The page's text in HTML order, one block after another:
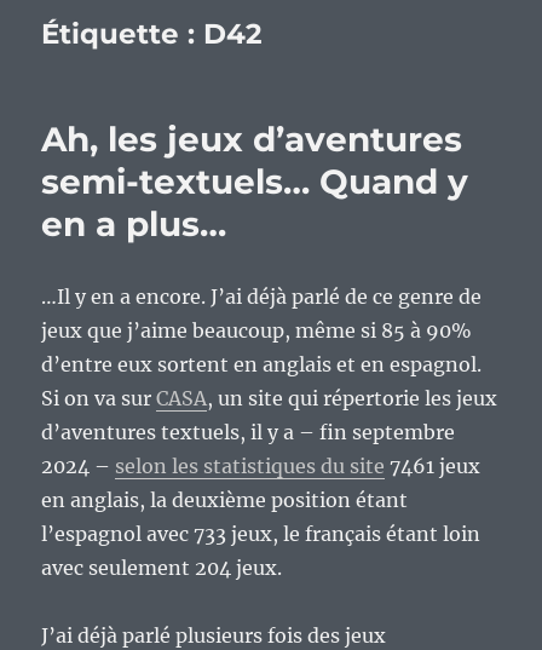
Étiquette : D42
Ah, les jeux d’aventures
semi-textuels… Quand y
en a plus…
…Il y en a encore. J’ai déjà parlé de ce genre de
jeux que j’aime beaucoup, même si 85 à 90%
d’entre eux sortent en anglais et en espagnol.
Si on va surCASA, un site qui répertorie les jeux
d’aventures textuels, il y a – fin septembre
2024 – selon les statistiques du site 7461 jeux
en anglais, la deuxième position étant
l’espagnol avec 733 jeux, le français étant loin
avec seulement 204 jeux.
J’ai déjà parlé plusieurs fois des jeux